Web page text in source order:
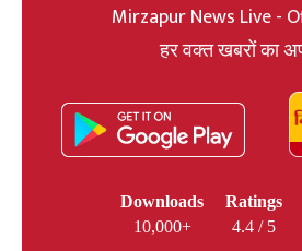
Mirzapur News Live -
हर वक्त खबरों का
Downloads
10,000+
Ratings
4.4 / 5